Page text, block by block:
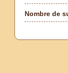
Nombre de